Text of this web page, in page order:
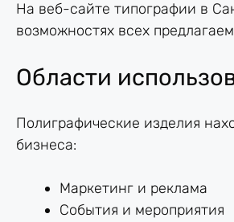
На веб-сайте типографии в
возможностях всех
Области
Полиграфические изделия
бизнеса:
Маркетинг и реклама
События и мероприятия